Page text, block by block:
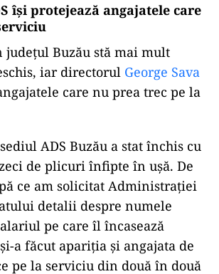
își protejează angajatele care
județul Buzău stă mai mult
iar directorul George Sava
care nu prea trec pe la
ADS Buzău a stat închis cu
de plicuri înfipte în ușă. De
ce am solicitat Administrației
detalii despre numele
pe care îl încasează
a făcut apariția și angajata de
pe la serviciu din două în două